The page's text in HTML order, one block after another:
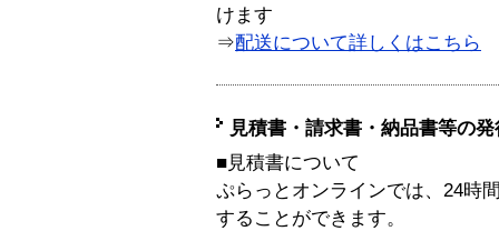
けます
⇒配送について詳しくはこちら
見積書・請求書・納品書等の
■見積書について
ぷらっとオンラインでは、24時
することができます。